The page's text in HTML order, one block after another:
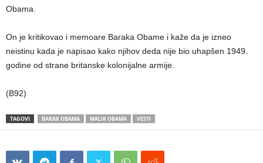
Obama.
On je kritikovao i memoare Baraka Obame i kaže da je izneo
neistinu kada je napisao kako njihov deda nije bio uhapšen 1949.
godine od strane britanske kolonijalne armije.
(B92)
TAGOVI BARAK OBAMA MALIK OBAMA VESTI